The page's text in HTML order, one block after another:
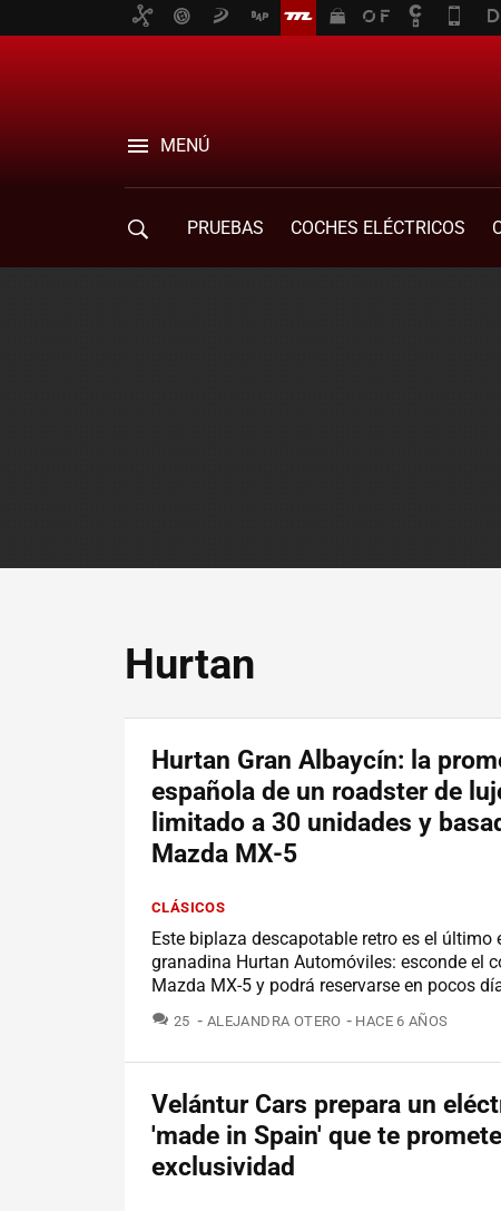
MENÚ
PRUEBAS COCHES ELÉCTRICOS
Hurtan
Hurtan Gran Albaycín: la
española de un roadster de
limitado a 30 unidades y
Mazda MX-5
CLÁSICOS
Este biplaza descapotable retro es el último
granadina Hurtan Automóviles: esconde el
Mazda MX-5 y podrá reservarse en pocos
25 COMENTARIOS
ALEJANDRA OTERO HACE 6 AÑOS
Velántur Cars prepara un
'made in Spain' que te
exclusividad